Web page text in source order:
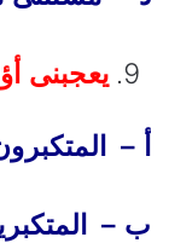
يعجبنى
أ –
ب –